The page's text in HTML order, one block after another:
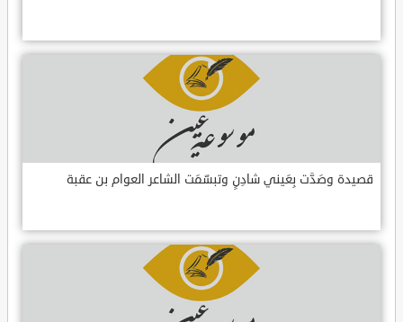
قصيدة وصَدَّت بِعَيني شادِنٍ وتبسّمَت الشاعر العوام بن عقبة